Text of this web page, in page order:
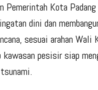
Pemerintah Kota
dini dan
sesuai arahan Wali
pesisir siap